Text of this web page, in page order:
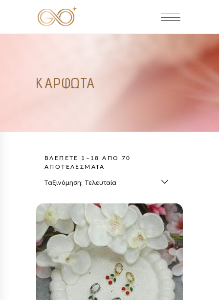
ΚΑΡΦΩΤΆ
ΒΛΈΠΕΤΕ 1–18 ΑΠΌ 70
ΑΠΟΤΕΛΈΣΜΑΤΑ
LATEST
Ταξινόμηση: Τελευταία
Αυτό
το
προϊόν